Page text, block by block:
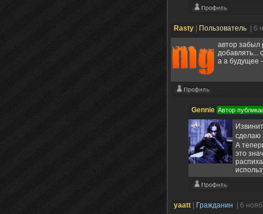
Rasty Пользователь
| 6
автор забыл
добавлять...
а а будущее
Gennie Автор
сделаю
А
это
yaatt Гражданин | 6